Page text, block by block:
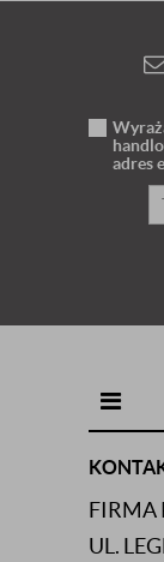
adres
FIRMA
UL.